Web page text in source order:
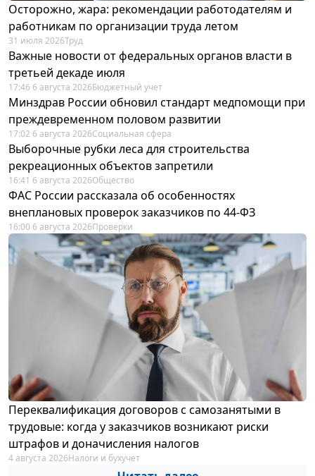
Осторожно, жара: рекомендации работодателям и
работникам по организации труда летом
31 июля 2026Труд
Важные новости от федеральных органов власти в
третьей декаде июля
17:46 6 августа 2026Бюджетный учет
Минздрав России обновил стандарт медпомощи при
преждевременном половом развитии
17:02 6 августа 2026Социальная сфера
Выборочные рубки леса для строительства
рекреационных объектов запретили
16:41 6 августа 2026Общество
ФАС России рассказала об особенностях
внеплановых проверок заказчиков по 44-ФЗ
16:00 6 августа 2026Проверки
Переквалификация договоров с самозанятыми в
трудовые: когда у заказчиков возникают риски
штрафов и доначисления налогов
4 августа 2026Налоги и бухучет